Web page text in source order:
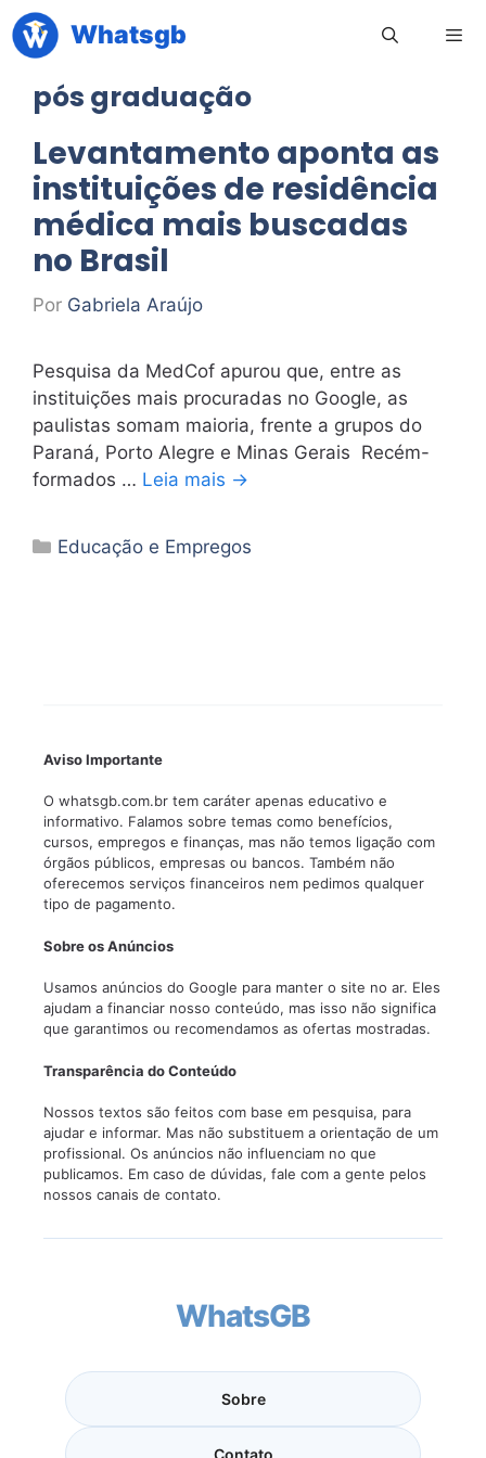
Pular
para
conteúdo
Whatsgb
pós graduação
Levantamento aponta as
instituições de residência
médica mais buscadas
no Brasil
Por Gabriela Araújo
Pesquisa da MedCof apurou que, entre as
instituições mais procuradas no Google, as
paulistas somam maioria, frente a grupos do
Paraná, Porto Alegre e Minas Gerais Recém-
formados … Leia mais →
Categorias
Educação e Empregos
Aviso Importante
O whatsgb.com.br tem caráter apenas educativo e
informativo. Falamos sobre temas como benefícios,
cursos, empregos e finanças, mas não temos ligação com
órgãos públicos, empresas ou bancos. Também não
oferecemos serviços financeiros nem pedimos qualquer
tipo de pagamento.
Sobre os Anúncios
Usamos anúncios do Google para manter o site no ar. Eles
ajudam a financiar nosso conteúdo, mas isso não significa
que garantimos ou recomendamos as ofertas mostradas.
Transparência do Conteúdo
Nossos textos são feitos com base em pesquisa, para
ajudar e informar. Mas não substituem a orientação de um
profissional. Os anúncios não influenciam no que
publicamos. Em caso de dúvidas, fale com a gente pelos
nossos canais de contato.
WhatsGB
Sobre
Contato